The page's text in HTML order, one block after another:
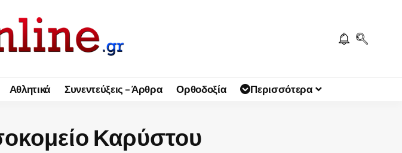
Αθλητικά Συνεντεύξεις – Άρθρα Ορθοδοξία Περισσότερα
Καρύστου